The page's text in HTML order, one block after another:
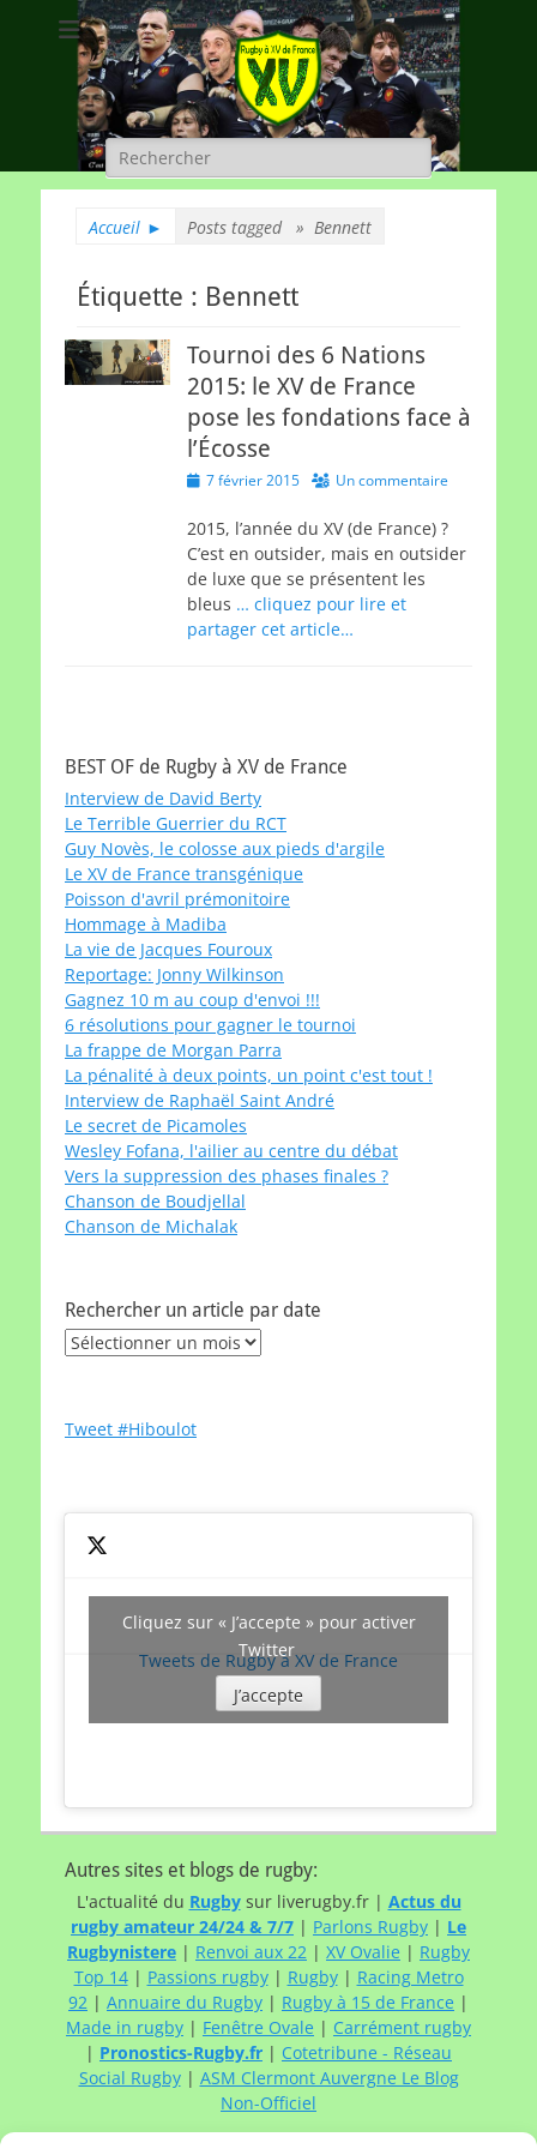
Rugby à XV de
France
A chacun son rugby
Rechercher :
Accueil ► Posts tagged » Bennett
Étiquette : Bennett
Tournoi des 6 Nations
2015: le XV de France
pose les fondations face à
l’Écosse
Posted7 février 2015 Un commentaire
2015, l’année du XV (de France) ?
C’est en outsider, mais en outsider
de luxe que se présentent les
bleus … cliquez pour lire et
partager cet article…
BEST OF de Rugby à XV de France
Interview de David Berty
Le Terrible Guerrier du RCT
Guy Novès, le colosse aux pieds d'argile
Le XV de France transgénique
Poisson d'avril prémonitoire
Hommage à Madiba
La vie de Jacques Fouroux
Reportage: Jonny Wilkinson
Gagnez 10 m au coup d'envoi !!!
6 résolutions pour gagner le tournoi
La frappe de Morgan Parra
La pénalité à deux points, un point c'est tout !
Interview de Raphaël Saint André
Le secret de Picamoles
Wesley Fofana, l'ailier au centre du débat
Vers la suppression des phases finales ?
Chanson de Boudjellal
Chanson de Michalak
Rechercher un article par date
Rechercher
date
Tweet #Hiboulot
Tweets de Rugby à XV de France
Cliquez sur « J’accepte » pour activer
Twitter
J’accepte
Autres sites et blogs de rugby:
L'actualité du Rugbysur liverugby.fr | Actus du
rugby amateur 24/24 & 7/7 | Parlons Rugby | Le
Rugbynistere | Renvoi aux 22 | XV Ovalie | Rugby
Top 14| Passions rugby| Rugby| Racing Metro
92 | Annuaire du Rugby | Rugby à 15 de France |
Made in rugby | Fenêtre Ovale | Carrément rugby
| Pronostics-Rugby.fr | Cotetribune - Réseau
Social Rugby| ASM Clermont Auvergne Le Blog
Non-Officiel